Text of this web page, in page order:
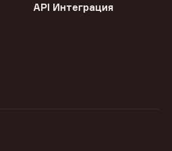
API Интеграция